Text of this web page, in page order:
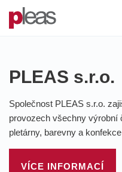
PLEAS s.r.o.
Společnost PLEAS s.r.o.
provozech všechny výrobní
pletárny, barevny a konfekce
VÍCE INFORMACÍ